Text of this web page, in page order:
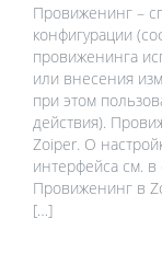
Провиженинг –
конфигурации
провиженинга
или внесения
при этом
действия).
Zoiper. О
интерфейса см.
Провиженинг в
[…]